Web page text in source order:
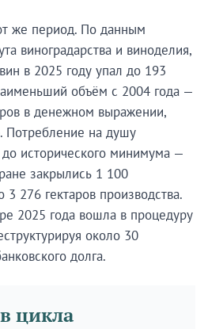
же период. По данным
виноградарства и виноделия,
в 2025 году упал до 193
объём с 2004 года —
в денежном выражении,
Потребление на душу
исторического минимума —
закрылись 1 100
276 гектаров производства.
2025 года вошла в процедуру
около 30
долга.
цикла